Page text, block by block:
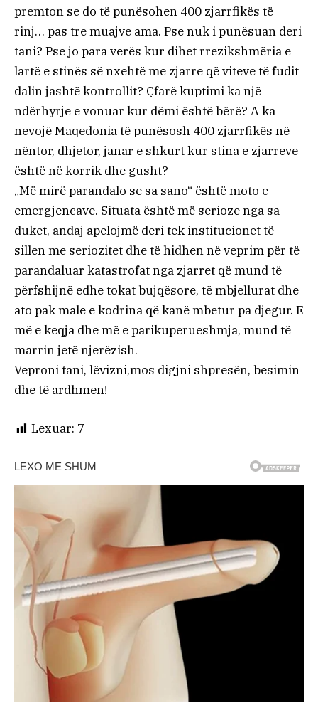
premton se do të punësohen 400 zjarrfikës të
rinj… pas tre muajve ama. Pse nuk i punësuan deri
tani? Pse jo para verës kur dihet rrezikshmëria e
lartë e stinës së nxehtë me zjarre që viteve të fudit
dalin jashtë kontrollit? Çfarë kuptimi ka një
ndërhyrje e vonuar kur dëmi është bërë? A ka
nevojë Maqedonia të punësosh 400 zjarrfikës në
nëntor, dhjetor, janar e shkurt kur stina e zjarreve
është në korrik dhe gusht?
„Më mirë parandalo se sa sano“ është moto e
emergjencave. Situata është më serioze nga sa
duket, andaj apelojmë deri tek institucionet të
sillen me seriozitet dhe të hidhen në veprim për të
parandaluar katastrofat nga zjarret që mund të
përfshijnë edhe tokat bujqësore, të mbjellurat dhe
ato pak male e kodrina që kanë mbetur pa djegur. E
më e keqja dhe më e parikuperueshmja, mund të
marrin jetë njerëzish.
Veproni tani, lëvizni,mos digjni shpresën, besimin
dhe të ardhmen!
Lexuar: 7